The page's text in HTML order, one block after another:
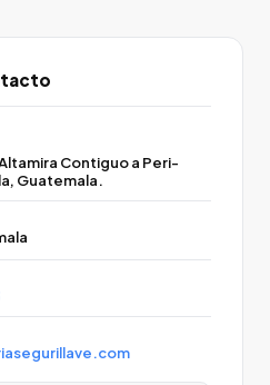
Contiguo a Peri-
Guatemala.